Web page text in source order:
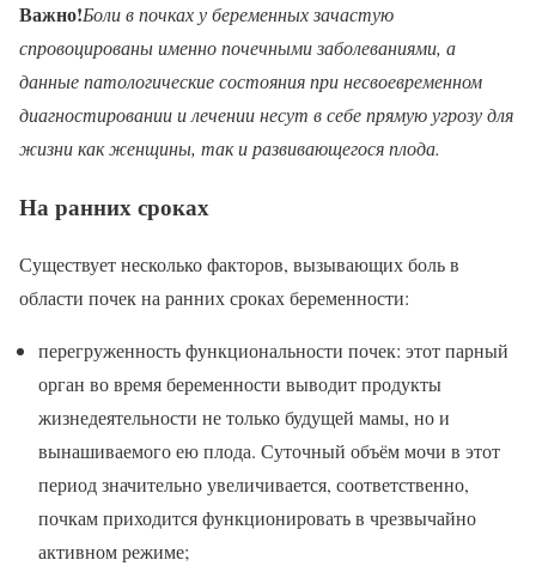
Важно!Боли в почках у беременных зачастую
спровоцированы именно почечными заболеваниями, а
данные патологические состояния при несвоевременном
диагностировании и лечении несут в себе прямую угрозу для
жизни как женщины, так и развивающегося плода.
На ранних сроках
Существует несколько факторов, вызывающих боль в
области почек на ранних сроках беременности:
перегруженность функциональности почек: этот парный
орган во время беременности выводит продукты
жизнедеятельности не только будущей мамы, но и
вынашиваемого ею плода. Суточный объём мочи в этот
период значительно увеличивается, соответственно,
почкам приходится функционировать в чрезвычайно
активном режиме;